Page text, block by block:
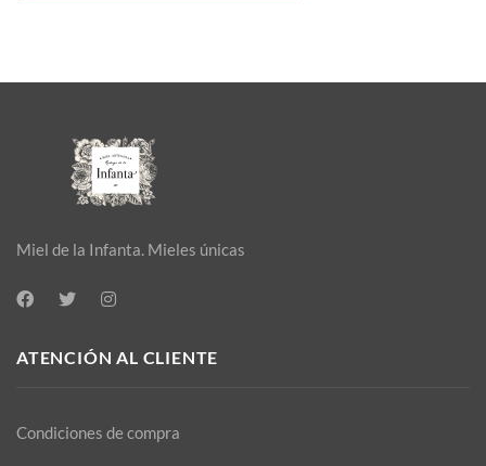
Miel de la Infanta. Mieles únicas
ATENCIÓN AL CLIENTE
Condiciones de compra